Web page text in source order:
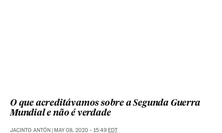
O que acreditávamos sobre a Segunda Guerra
Mundial e não é verdade
JACINTO ANTÓN | MAY 08, 2020 - 15:49 EDT